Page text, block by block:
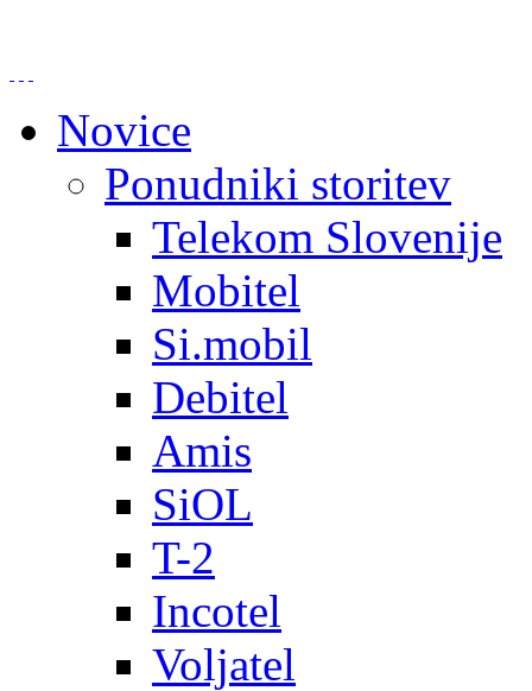
Novice
Ponudniki storitev
Telekom Slovenije
Mobitel
Si.mobil
Debitel
Amis
SiOL
T-2
Incotel
Voljatel